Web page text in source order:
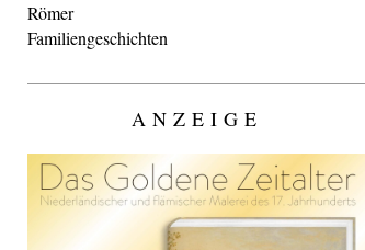
Römer
Familiengeschichten
ANZEIGE